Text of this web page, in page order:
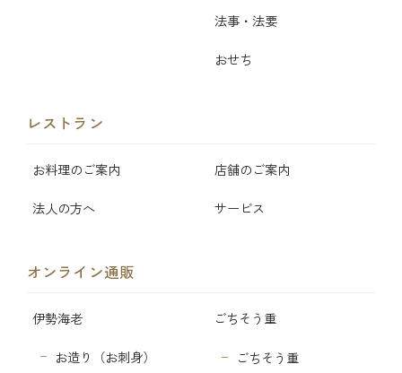
法事・法要
おせち
レストラン
お料理のご案内 店舗のご案内
法人の方へ サービス
オンライン通販
伊勢海老
お造り（お刺身）
ごちそう重
ごちそう重